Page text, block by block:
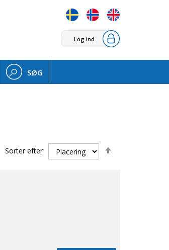
Log ind
SØG
Sorter efter